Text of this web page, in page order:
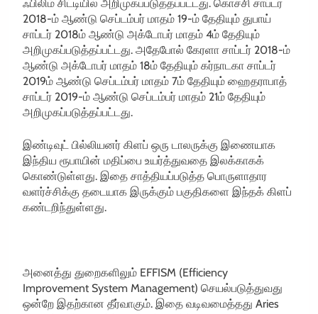
ஃபிலிம் சிட்டியில் அறிமுகப்படுத்தப்பட்டது. கொச்சி சாப்டர்
2018-ம் ஆண்டு செப்டம்பர் மாதம் 19-ம் தேதியும் துபாய்
சாப்டர் 2018ம் ஆண்டு அக்டோபர் மாதம் 4ம் தேதியும்
அறிமுகப்படுத்தப்பட்டது. அதேபோல் கேரளா சாப்டர் 2018-ம்
ஆண்டு அக்டோபர் மாதம் 18ம் தேதியும் கர்நாடகா சாப்டர்
2019ம் ஆண்டு செப்டம்பர் மாதம் 7ம் தேதியும் ஹைதராபாத்
சாப்டர் 2019-ம் ஆண்டு செப்டம்பர் மாதம் 21ம் தேதியும்
அறிமுகப்படுத்தப்பட்டது.
இண்டிவுட் பில்லியனர் கிளப் ஒரு டாலருக்கு இணையாக
இந்திய ரூபாயின் மதிப்பை உயர்த்துவதை இலக்காகக்
கொண்டுள்ளது. இதை சாத்தியப்படுத்த பொருளாதார
வளர்ச்சிக்கு தடையாக இருக்கும் பகுதிகளை இந்தக் கிளப்
கண்டறிந்துள்ளது.
அனைத்து துறைகளிலும் EFFISM (Efficiency
Improvement System Management) செயல்படுத்துவது
ஒன்றே இதற்கான தீர்வாகும். இதை வடிவமைத்தது Aries